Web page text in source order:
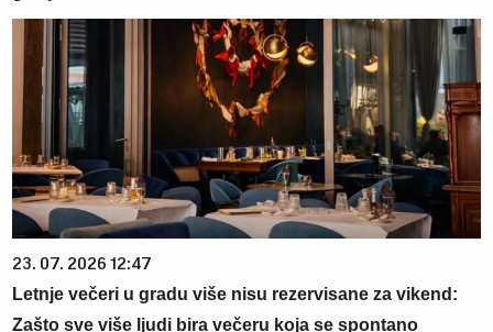
23. 07. 2026 12:47
Letnje večeri u gradu više nisu rezervisane za vikend:
Zašto sve više ljudi bira večeru koja se spontano